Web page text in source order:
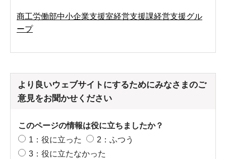
商工労働部中小企業支援室経営支援課経営支援グル
ープ
より良いウェブサイトにするためにみなさまのご
意見をお聞かせください
このページの情報は役に立ちましたか？
1：役に立った
2：ふつう
3：役に立たなかった